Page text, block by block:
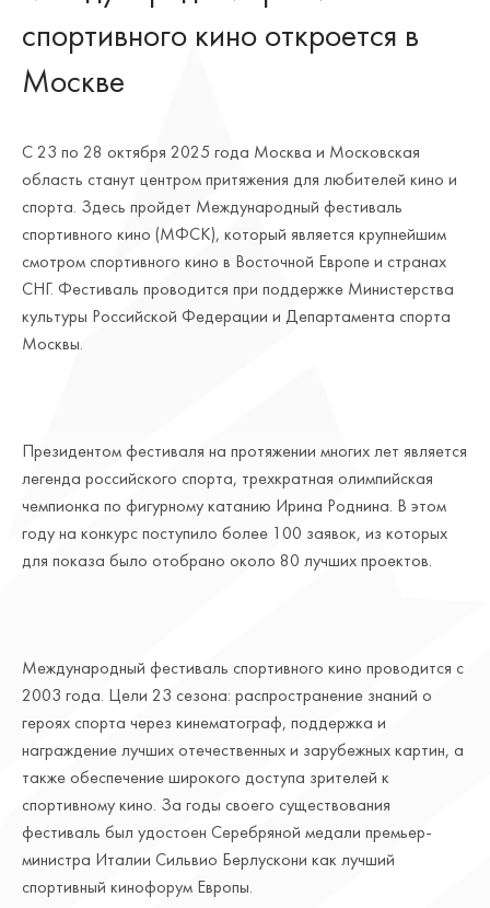
спортивного кино откроется в
Москве
С 23 по 28 октября 2025 года Москва и Московская
область станут центром притяжения для любителей кино и
спорта. Здесь пройдет Международный фестиваль
спортивного кино (МФСК), который является крупнейшим
смотром спортивного кино в Восточной Европе и странах
СНГ. Фестиваль проводится при поддержке Министерства
культуры Российской Федерации и Департамента спорта
Москвы.
Президентом фестиваля на протяжении многих лет является
легенда российского спорта, трехкратная олимпийская
чемпионка по фигурному катанию Ирина Роднина. В этом
году на конкурс поступило более 100 заявок, из которых
для показа было отобрано около 80 лучших проектов.
Международный фестиваль спортивного кино проводится с
2003 года. Цели 23 сезона: распространение знаний о
героях спорта через кинематограф, поддержка и
награждение лучших отечественных и зарубежных картин, а
также обеспечение широкого доступа зрителей к
спортивному кино. За годы своего существования
фестиваль был удостоен Серебряной медали премьер-
министра Италии Сильвио Берлускони как лучший
спортивный кинофорум Европы.